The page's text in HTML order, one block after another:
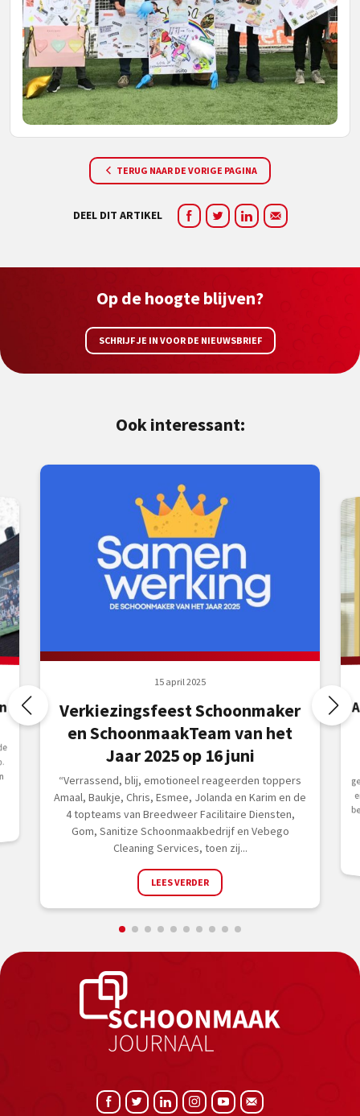
TERUG NAAR DE VORIGE PAGINA
DEEL DIT ARTIKEL
Op de hoogte blijven?
SCHRIJF JE IN VOOR DE NIEUWSBRIEF
Ook interessant:
15 april 2025
Verkiezingsfeest Schoonmaker
en SchoonmaakTeam van het
Jaar 2025 op 16 juni
“Verrassend, blij, emotioneel reageerden toppers
Amaal, Baukje, Chris, Esmee, Jolanda en Karim en de
4 topteams van Breedweer Facilitaire Diensten,
Gom, Sanitize Schoonmaakbedrijf en Vebego
Cleaning Services, toen zij...
LEES VERDER